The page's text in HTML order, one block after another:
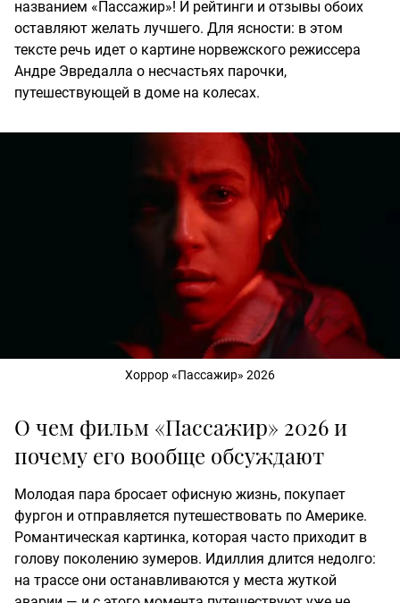
названием «Пассажир»! И рейтинги и отзывы обоих
оставляют желать лучшего. Для ясности: в этом
тексте речь идет о картине норвежского режиссера
Андре Эвредалла о несчастьях парочки,
путешествующей в доме на колесах.
Хоррор «Пассажир» 2026
О чем фильм «Пассажир» 2026 и
почему его вообще обсуждают
Молодая пара бросает офисную жизнь, покупает
фургон и отправляется путешествовать по Америке.
Романтическая картинка, которая часто приходит в
голову поколению зумеров. Идиллия длится недолго:
на трассе они останавливаются у места жуткой